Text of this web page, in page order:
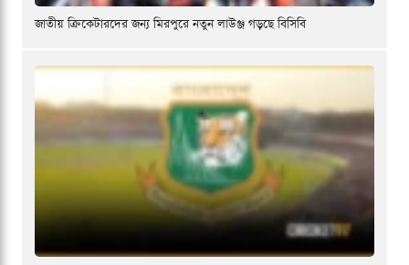
জাতীয় ক্রিকেটারদের জন্য মিরপুরে নতুন লাউঞ্জ গড়ছে বিসিবি